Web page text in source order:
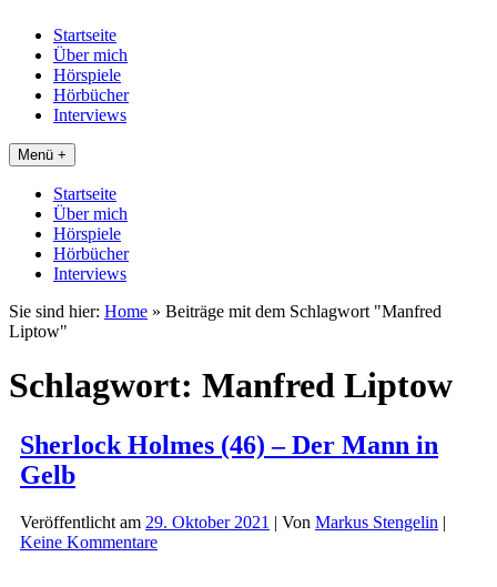
Startseite
Über mich
Hörspiele
Hörbücher
Interviews
Menü +
Startseite
Über mich
Hörspiele
Hörbücher
Interviews
Sie sind hier: Home » Beiträge mit dem Schlagwort "Manfred
Liptow"
Schlagwort: Manfred Liptow
Sherlock Holmes (46) – Der Mann in
Gelb
Veröffentlicht am 29. Oktober 2021 | Von Markus Stengelin |
Keine Kommentare